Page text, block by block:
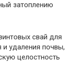
затоплению
свай для
и удаления почвы,
целостность